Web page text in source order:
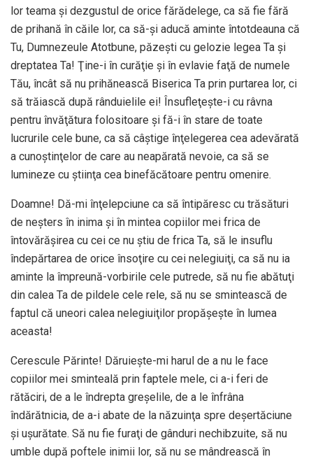
lor teama şi dezgustul de orice fărădelege, ca să fie fără
de prihană în căile lor, ca să-şi aducă aminte întotdeauna că
Tu, Dumnezeule Atotbune, păzeşti cu gelozie legea Ta şi
dreptatea Ta! Ţine-i în curăţie şi în evlavie faţă de numele
Tău, încât să nu prihănească Biserica Ta prin purtarea lor, ci
să trăiască după rânduielile ei! Însufleţeşte-i cu râvna
pentru învăţătura folositoare şi fă-i în stare de toate
lucrurile cele bune, ca să câştige înţelegerea cea adevărată
a cunoştinţelor de care au neapărată nevoie, ca să se
lumineze cu ştiinţa cea binefăcătoare pentru omenire.
Doamne! Dă-mi înţelepciune ca să întipăresc cu trăsături
de neşters în inima şi în mintea copiilor mei frica de
întovărăşirea cu cei ce nu ştiu de frica Ta, să le insuflu
îndepărtarea de orice însoţire cu cei nelegiuiţi, ca să nu ia
aminte la împreună-vorbirile cele putrede, să nu fie abătuţi
din calea Ta de pildele cele rele, să nu se smintească de
faptul că uneori calea nelegiuiţilor propăşeşte în lumea
aceasta!
Cerescule Părinte! Dăruieşte-mi harul de a nu le face
copiilor mei sminteală prin faptele mele, ci a-i feri de
rătăciri, de a le îndrepta greşelile, de a le înfrâna
îndărătnicia, de a-i abate de la năzuinţa spre deşertăciune
şi uşurătate. Să nu fie furaţi de gânduri nechibzuite, să nu
umble după poftele inimii lor, să nu se mândrească în